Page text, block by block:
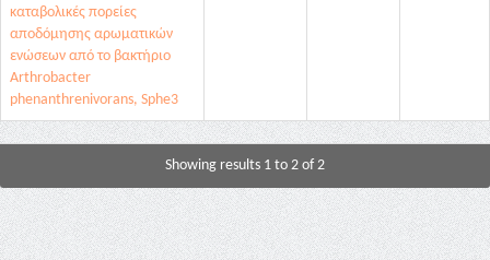
καταβολικές πορείες
αποδόμησης αρωματικών
ενώσεων από το βακτήριο
Arthrobacter
phenanthrenivorans, Sphe3
Showing results 1 to 2 of 2